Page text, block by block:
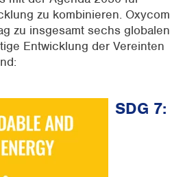
zu kombinieren. Oxycom
zu insgesamt sechs globalen
Entwicklung der Vereinten
SDG 7: